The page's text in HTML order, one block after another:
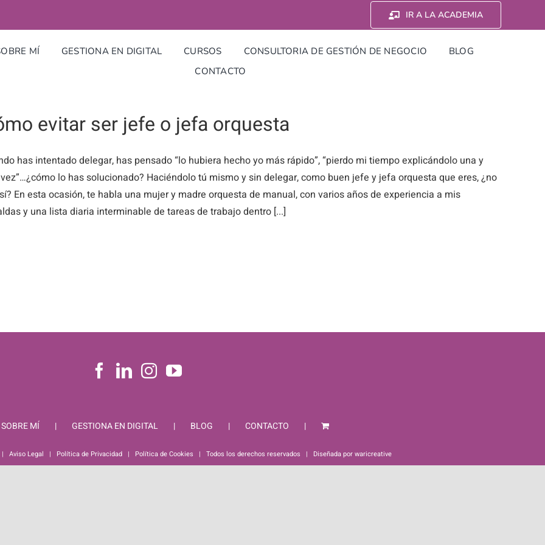
IR A LA ACADEMIA
MÍ GESTIONA EN DIGITAL CURSOS CONSULTORIA DE GESTIÓN DE NEGOCIO
BLOG
CONTACTO
evitar ser jefe o jefa orquesta
has intentado delegar, has pensado “lo hubiera hecho yo más rápido”, “pierdo mi tiempo explicándolo una y
lo has solucionado? Haciéndolo tú mismo y sin delegar, como buen jefe y jefa orquesta que eres, ¿no
En esta ocasión, te habla una mujer y madre orquesta de manual, con varios años de experiencia a mis
y una lista diaria interminable de tareas de trabajo dentro [...]
SOBRE MÍ GESTIONA EN DIGITAL BLOG CONTACTO
| Aviso Legal | Política de Privacidad| Política de Cookies | Todos los derechos reservados | Diseñada porwaricreative